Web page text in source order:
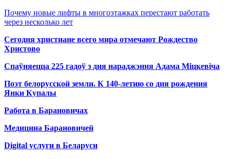
Почему новые лифты в многоэтажках перестают работать
через несколько лет
Сегодня христиане всего мира отмечают Рождество
Христово
Спаўняецца 225 гадоў з дня нараджэння Адама Міцкевіча
Поэт белорусской земли. К 140-летию со дня рождения
Янки Купалы
Работа в Барановичах
Медицина Барановичей
Digital услуги в Беларуси